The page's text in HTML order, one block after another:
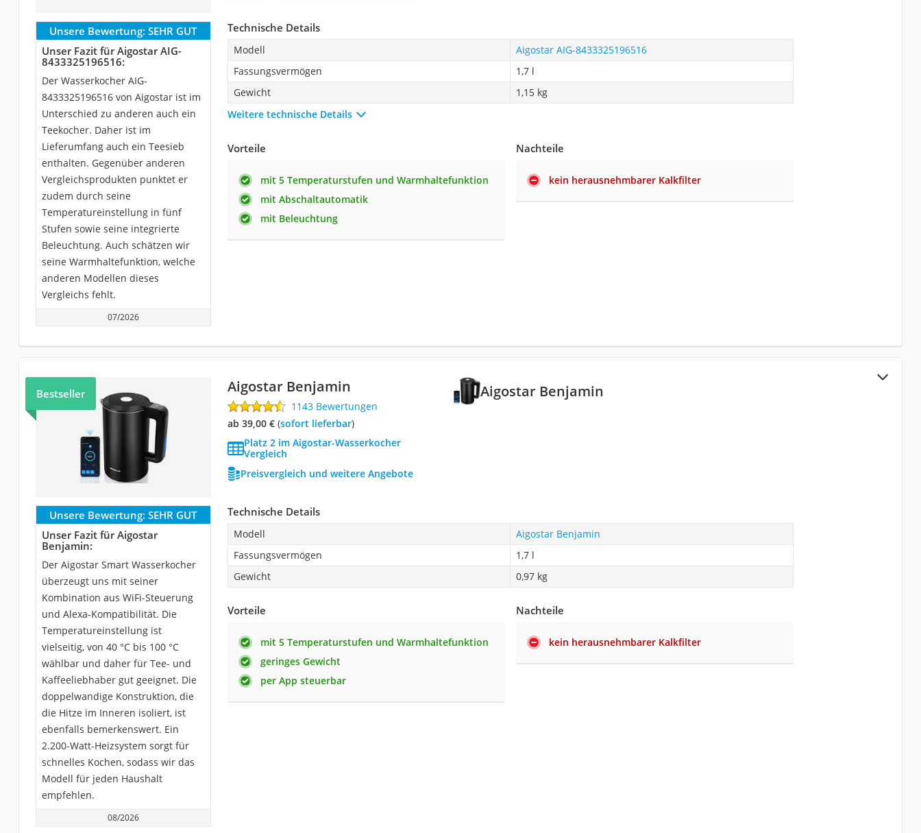
Unsere Bewertung: SEHR GUT
Unser Fazit für Aigostar AIG-
8433325196516:
Der Wasserkocher ‎AIG-
8433325196516 von Aigostar ist im
Unterschied zu anderen auch ein
Teekocher. Daher ist im
Lieferumfang auch ein Teesieb
enthalten. Gegenüber anderen
Vergleichsprodukten punktet er
zudem durch seine
Temperatureinstellung in fünf
Stufen sowie seine integrierte
Beleuchtung. Auch schätzen wir
seine Warmhaltefunktion, welche
anderen Modellen dieses
Vergleichs fehlt.
07/2026
Technische Details
Modell
Aigostar AIG-8433325196516
Fassungsvermögen
1,7 l
Gewicht
1,15 kg
Weitere technische Details
Vorteile
mit 5 Temperaturstufen und Warmhaltefunktion
mit Abschaltautomatik
mit Beleuchtung
Nachteile
kein herausnehmbarer Kalkfilter
Aigostar Benjamin
Bestseller Aigostar Benjamin
1143 Bewertungen
ab 39,00 €( Sofort lieferbar)
Platz 2 im Aigostar-Wasserkocher
Vergleich
Preisvergleich und weitere Angebote
Unsere Bewertung: SEHR GUT
Unser Fazit für Aigostar
Benjamin:
Der Aigostar Smart Wasserkocher
überzeugt uns mit seiner
Kombination aus WiFi-Steuerung
und Alexa-Kompatibilität. Die
Temperatureinstellung ist
vielseitig, von 40 °C bis 100 °C
wählbar und daher für Tee- und
Kaffeeliebhaber gut geeignet. Die
doppelwandige Konstruktion, die
die Hitze im Inneren isoliert, ist
ebenfalls bemerkenswert. Ein
2.200-Watt-Heizsystem sorgt für
schnelles Kochen, sodass wir das
Modell für jeden Haushalt
empfehlen.
08/2026
Technische Details
Modell
Aigostar Benjamin
Fassungsvermögen
1,7 l
Gewicht
0,97 kg
Vorteile
mit 5 Temperaturstufen und Warmhaltefunktion
geringes Gewicht
per App steuerbar
Nachteile
kein herausnehmbarer Kalkfilter